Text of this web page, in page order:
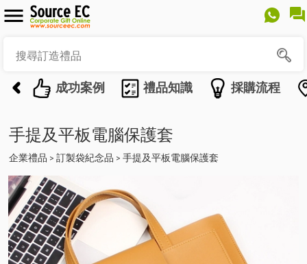
成功案例 禮品知識 採購流程
手提及平板電腦保護套
企業禮品 > 訂製袋紀念品 > 手提及平板電腦保護套